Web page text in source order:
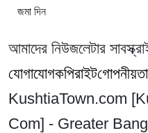
আমাদের নিউজলেটার
যোগাযোগকপিরাইটগোপনীয়তা
KushtiaTown.com
Com] - Greater